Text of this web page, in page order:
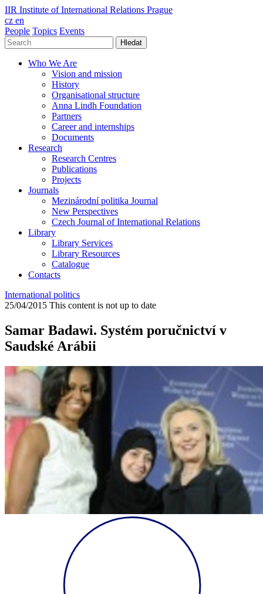
IIR Institute of International Relations Prague
cz en
People Topics Events
Hledat
Who We Are
Vision and mission
History
Organisational structure
Anna Lindh Foundation
Partners
Career and internships
Documents
Research
Research Centres
Publications
Projects
Journals
Mezinárodní politika Journal
New Perspectives
Czech Journal of International Relations
Library
Library Services
Library Resources
Catalogue
Contacts
International politics
25/04/2015 This content is not up to date
Samar Badawi. Systém poručnictví v
Saudské Arábii